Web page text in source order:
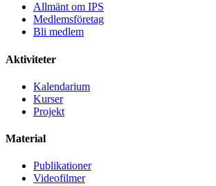
Allmänt om IPS
Medlemsföretag
Bli medlem
Aktiviteter
Kalendarium
Kurser
Projekt
Material
Publikationer
Videofilmer